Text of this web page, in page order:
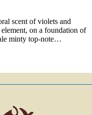
scent of violets and
on a foundation of
minty top-note…